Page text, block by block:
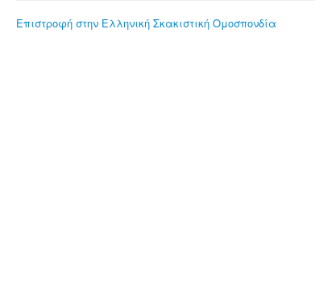
Επιστροφή στην Ελληνική Σκακιστική Ομοσπονδία